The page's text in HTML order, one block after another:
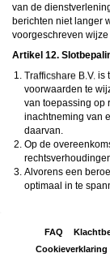
van de
berichten niet langer
voorgeschreven
Artikel 12.
is
voorwaarden te
van toepassing op
inachtneming van
daarvan.
Op de
Alvorens een
optimaal in te
FAQ
Cookieverklaring